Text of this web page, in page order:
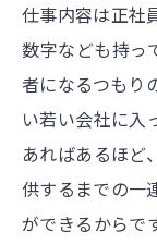
仕事内容は正社
数字なども持っ
者になるつもり
い若い会社に入
あればあるほど
供するまでの一
ができるからで